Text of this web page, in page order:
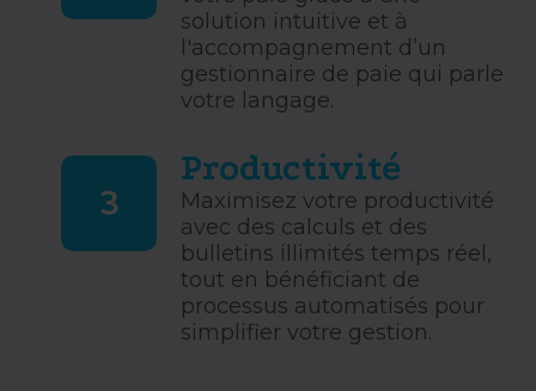
solution intuitive et à
l'accompagnement d’un
gestionnaire de paie qui parle
votre langage.
3
Productivité
Maximisez votre productivité
avec des calculs et des
bulletins illimités temps réel,
tout en bénéficiant de
processus automatisés pour
simplifier votre gestion.